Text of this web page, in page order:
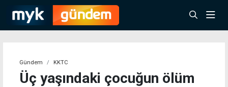
Gündem KKTC
Üç yaşındaki çocuğun ölüm